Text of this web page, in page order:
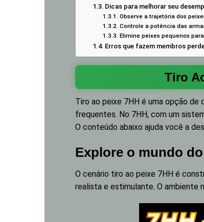
Dicas para melhorar seu
Observe a trajetória dos
Controle a potência das
Elimine peixes pequenos
Erros que fazem membros
Tiro
Tiro ao peixe 7HH é uma opção de
frequentes. No 7HH, com um
O conteúdo abaixo ajuda você a
Explore o mundo
O cenário tiro ao peixe 7HH é
realista e estimulante. O ambiente